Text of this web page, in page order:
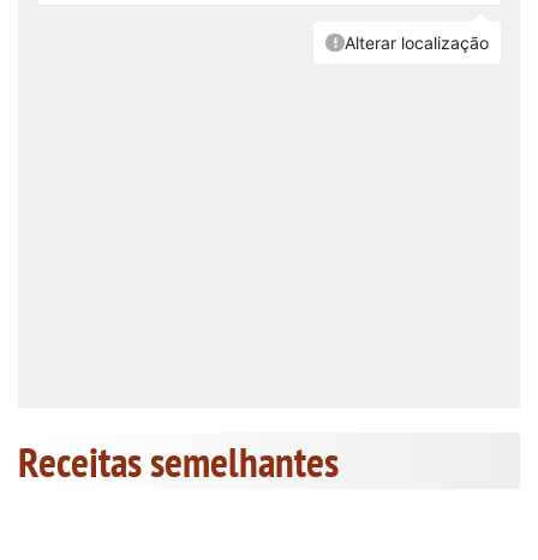
Receitas semelhantes